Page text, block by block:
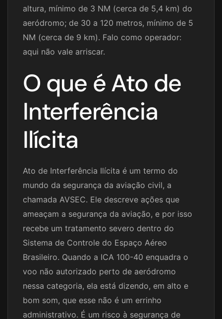
altura, mínimo de 3 NM (cerca de 5,4 km) do
aeródromo; de 30 a 120 metros, mínimo de 5
NM (cerca de 9 km). Falo como operador:
aqui não vale arriscar.
O que é Ato de
Interferência
Ilícita
Ato de Interferência Ilícita é um termo do
mundo da segurança da aviação civil, a
chamada AVSEC. Ele descreve ações que
ameaçam a segurança da aviação, e por isso
recebe um tratamento severo dentro do
Sistema de Controle do Espaço Aéreo
Brasileiro. Quando a ICA 100-40 enquadra o
voo não autorizado perto de aeródromo
nessa categoria, ela está dizendo, em alto e
bom som, que esse não é um errinho
administrativo. É um risco à segurança de